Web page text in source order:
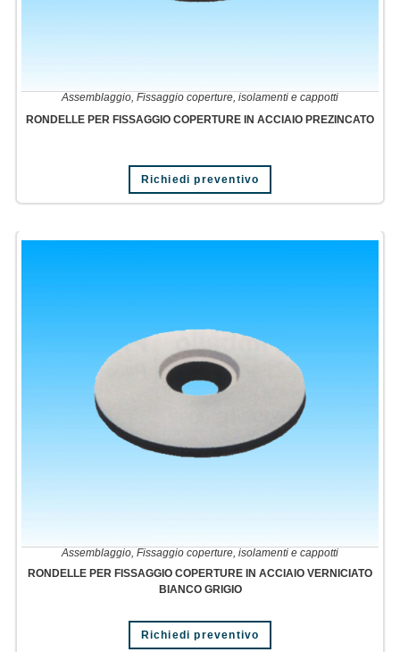
Assemblaggio Fissaggio coperture, isolamenti e cappotti
RONDELLE PER FISSAGGIO COPERTURE IN ACCIAIO PREZINCATO
Richiedi preventivo
Assemblaggio, Fissaggio coperture, isolamenti e cappotti
RONDELLE PER FISSAGGIO COPERTURE IN ACCIAIO VERNICIATO
BIANCO GRIGIO
Richiedi preventivo